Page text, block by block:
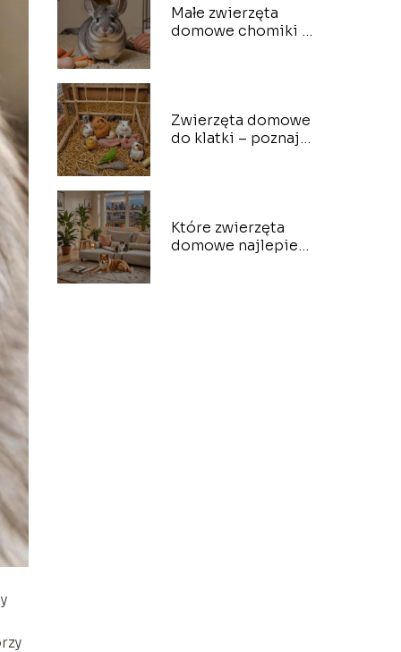
Małe zwierzęta
domowe chomiki –
Zwierzęta domowe
do klatki – poznaj
Które zwierzęta
domowe najlepiej